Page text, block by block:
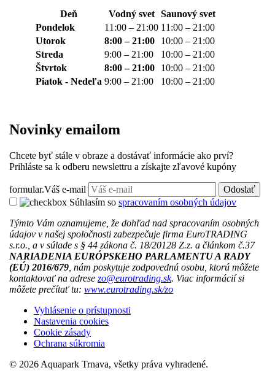
Deň Vodný svet
Saunový svet
Pondelok
11:00 – 21:00 11:00 – 21:00
Utorok
8:00 – 21:00
10:00 – 21:00
Streda
9:00 – 21:00
10:00 – 21:00
Štvrtok
8:00 – 21:00
10:00 – 21:00
Piatok - Nedeľa 9:00 – 21:00 10:00 – 21:00
Novinky emailom
Chcete byť stále v obraze a dostávať informácie ako prví?
Prihláste sa k odberu newslettru a získajte zľavové kupóny
formular.Váš e-mail
Odoslať
Súhlasím so spracovaním osobných údajov
Týmto Vám oznamujeme, že dohľad nad spracovaním osobných
údajov v našej spoločnosti zabezpečuje firma EuroTRADING
s.r.o., a v súlade s § 44 zákona č. 18/20128 Z.z. a článkom č.37
NARIADENIA EURÓPSKEHO PARLAMENTU A RADY
(EÚ) 2016/679 , nám poskytuje zodpovednú osobu, ktorú môžete
kontaktovať na adrese zo@eurotrading.sk. Viac informácií si
môžete prečítať tu: www.eurotrading.sk/zo
Vyhlásenie o prístupnosti
Nastavenia cookies
Cookie zásady
Ochrana súkromia
© 2026 Aquapark Trnava, všetky práva vyhradené.